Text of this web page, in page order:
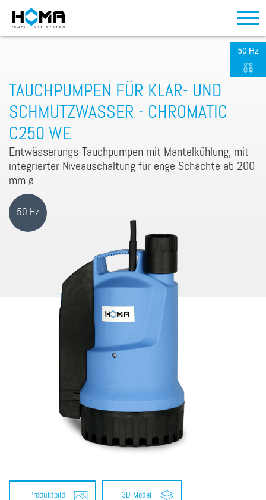
TAUCHPUMPEN FÜR KLAR- UND
SCHMUTZWASSER - CHROMATIC
C250 WE
Entwässerungs-Tauchpumpen mit Mantelkühlung, mit
integrierter Niveauschaltung für enge Schächte ab 200
mm ø
50 Hz
Produktbild 3D-Model
50 Hz